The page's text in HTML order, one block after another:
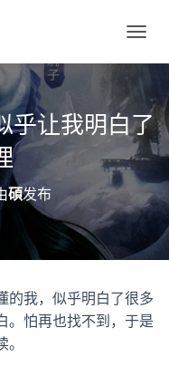
换
乎让我明白了
碩发布
的我，似乎明白了很多
。怕再也找不到，于是